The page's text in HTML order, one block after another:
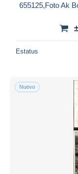
655125,Foto Ak
Estatus
Nuevo